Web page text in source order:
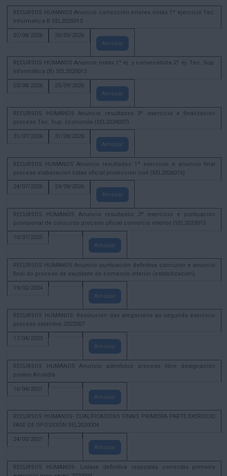
RECURSOS HUMANOS Anuncio corrección errores notas 1º ejercicio Tec.
Informatica B SEL2025013
07/08/2026
30/09/2026
Amosar
RECURSOS HUMANOS Anuncio notas 1º ej. y convocatoria 2º ej. Tec. Sup.
Informática (B) SEL2025013
03/08/2026
25/09/2026
Amosar
RECURSOS HUMANOS Anuncio resultados 3º exercicio e finalización
proceso Tec. Sup. Economía (SEL2024007)
31/07/2026
31/08/2026
Amosar
RECURSOS HUMANOS Anuncio resultados 1º exercicio e anuncio final
proceso elaboración listas oficial protección civil (SEL2026016)
24/07/2026
24/08/2026
Amosar
RECURSOS HUMANOS Anuncio resultados 2º exercicio e puntuación
provisional de concurso proceso oficial comercio interior (SEL2023015
10/07/2025
Amosar
RECURSOS HUMANOS Anuncio puntuación definitiva concurso e anuncio
final do proceso de axudante de comercio interior (estabilización)
19/02/2024
Amosar
RECURSOS HUMANOS- Resolución das alegacións ao segundo exercicio
proceso selectivo 2022007
17/04/2023
Amosar
RECURSOS HUMANOS Anuncio admitidos proceso libre designación
postos Alcaldía
16/04/2021
Amosar
RECURSOS HUMANOS- CUALIFICACIÓNS FINAIS PRIMEIRA PARTE EXERCICIO
FASE DE OPOSICIÓN SEL2020004
24/03/2021
Amosar
RECURSOS HUMANOS- Listaxe definitiva respostas correctas primeiro